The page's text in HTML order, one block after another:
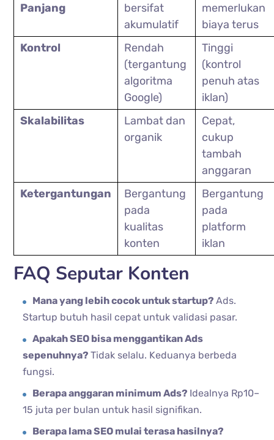
Panjang
bersifat
akumulatif
memerlukan
biaya terus
Kontrol
Rendah
(tergantung
algoritma
Google)
Tinggi
(kontrol
penuh atas
iklan)
Skalabilitas
Lambat dan
organik
Cepat,
cukup
tambah
anggaran
Ketergantungan
Bergantung
pada
kualitas
konten
Bergantung
pada
platform
iklan
FAQ Seputar Konten
Mana yang lebih cocok untuk startup?Ads.
Startup butuh hasil cepat untuk validasi pasar.
Apakah SEO bisa menggantikan Ads
sepenuhnya?Tidak selalu. Keduanya berbeda
fungsi.
Berapa anggaran minimum Ads? Idealnya Rp10–
15 juta per bulan untuk hasil signifikan.
Berapa lama SEO mulai terasa hasilnya?